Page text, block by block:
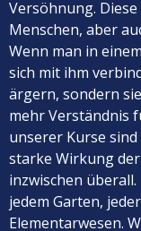
Versöhnung.
Menschen, aber
Wenn man in
sich mit ihm
ärgern, sondern
mehr Verständnis
unserer Kurse
starke Wirkung
inzwischen
jedem Garten,
Elementarwesen.